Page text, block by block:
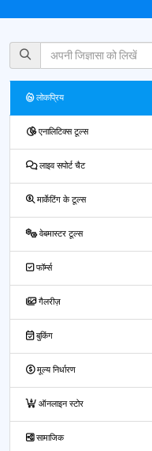
लोकप्रिय
एनालिटिक्स टूल्स
लाइव सपोर्ट चैट
मार्केटिंग के टूल्स
वेबमास्टर टूल्स
फॉर्म्स
गैलरीज़
बुकिंग
मूल्य निर्धारण
ऑनलाइन स्टोर
सामाजिक